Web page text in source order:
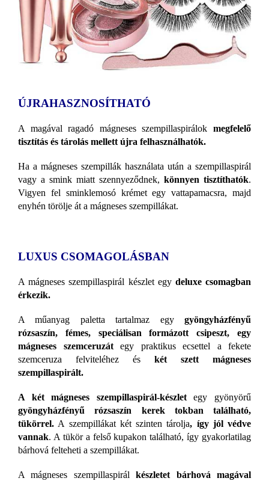
ÚJRAHASZNOSÍTHATÓ
A magával ragadó mágneses szempillaspirálok megfelelő
tisztítás és tárolás mellett újra felhasználhatók.
Ha a mágneses szempillák használata után a szempillaspirál
vagy a smink miatt szennyeződnek, könnyen tisztíthatók.
Vigyen fel sminklemosó krémet egy vattapamacsra, majd
enyhén törölje át a mágneses szempillákat.
LUXUS CSOMAGOLÁSBAN
A mágneses szempillaspirál készlet egy deluxe csomagban
érkezik.
A műanyag paletta tartalmaz egy gyöngyházfényű
rózsaszín, fémes, speciálisan formázott csipeszt, egy
mágneses szemceruzátegy praktikus ecsettel a fekete
szemceruza felviteléhez és két szett mágneses
szempillaspirált.
A két mágneses szempillaspirál-készletegy gyönyörű
gyöngyházfényű rózsaszín kerek tokban található,
tükörrel. A szempillákat két szinten tárolja, így jól védve
vannak. A tükör a felső kupakon található, így gyakorlatilag
bárhová felteheti a szempillákat.
A mágneses szempillaspirálkészletet bárhová magával